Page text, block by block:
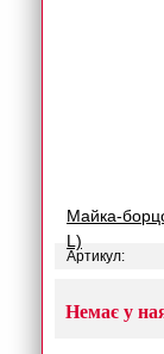
Майка-
L)
Артикул:
Немає у